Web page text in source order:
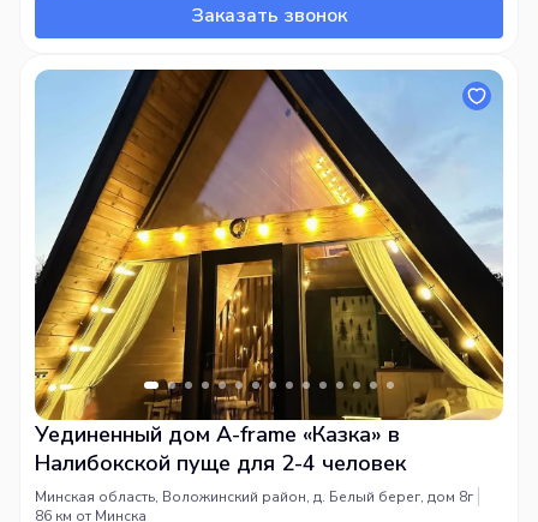
Заказать звонок
Уединенный дом A-frame «Казка» в
Налибокской пуще для 2-4 человек
Минская область, Воложинский район, д. Белый берег, дом 8г
86 км от Минска